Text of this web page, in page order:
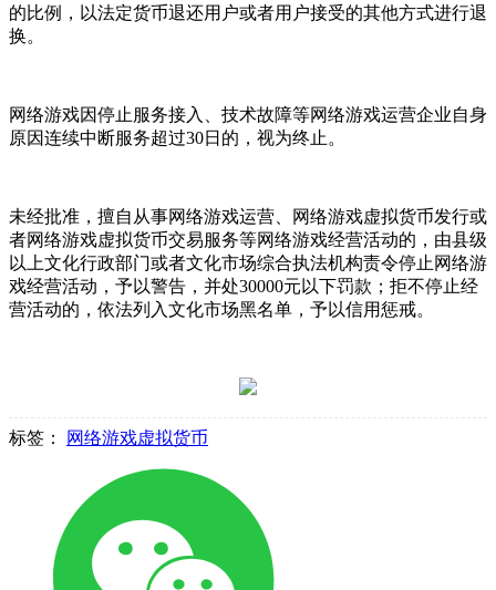
的比例，以法定货币退还用户或者用户接受的其他方式进行退
换。
网络游戏因停止服务接入、技术故障等网络游戏运营企业自身
原因连续中断服务超过30日的，视为终止。
未经批准，擅自从事网络游戏运营、网络游戏虚拟货币发行或
者网络游戏虚拟货币交易服务等网络游戏经营活动的，由县级
以上文化行政部门或者文化市场综合执法机构责令停止网络游
戏经营活动，予以警告，并处30000元以下罚款；拒不停止经
营活动的，依法列入文化市场黑名单，予以信用惩戒。
标签： 网络游戏虚拟货币